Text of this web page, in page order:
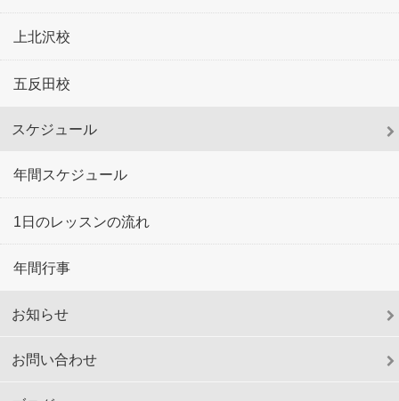
上北沢校
五反田校
スケジュール
年間スケジュール
1日のレッスンの流れ
年間行事
お知らせ
お問い合わせ